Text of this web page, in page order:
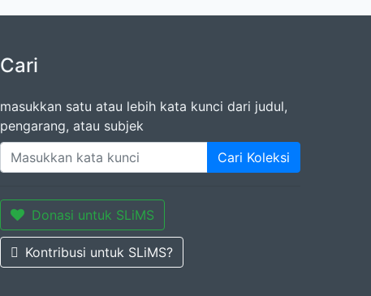
Cari
masukkan satu atau lebih kata kunci dari judul,
pengarang, atau subjek
Cari Koleksi
Donasi untuk SLiMS
Kontribusi untuk SLiMS?